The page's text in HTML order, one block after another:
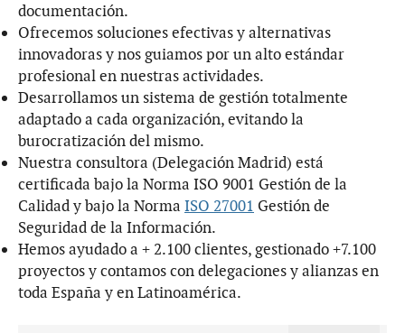
documentación.
Ofrecemos soluciones efectivas y alternativas
innovadoras y nos guiamos por un alto estándar
profesional en nuestras actividades.
Desarrollamos un sistema de gestión totalmente
adaptado a cada organización, evitando la
burocratización del mismo.
Nuestra consultora (Delegación Madrid) está
certificada bajo la Norma ISO 9001 Gestión de la
Calidad y bajo la Norma ISO 27001 Gestión de
Seguridad de la Información.
Hemos ayudado a + 2.100 clientes, gestionado +7.100
proyectos y contamos con delegaciones y alianzas en
toda España y en Latinoamérica.